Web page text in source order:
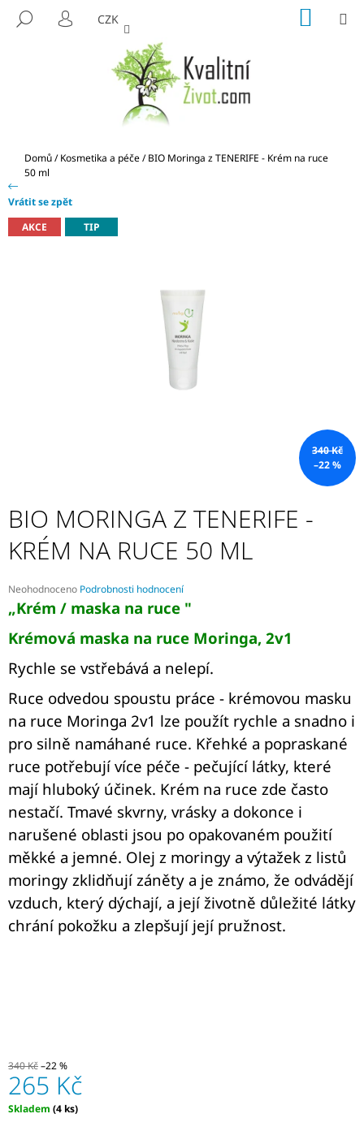
HLEDAT
PŘIHLÁŠENÍ
CZK KOŠÍK
Domů/ Kosmetika a péče/ BIO Moringa z TENERIFE - Krém na ruce
50 ml
Vrátit se zpět
AKCE
TIP
340 Kč
–22 %
BIO MORINGA Z TENERIFE -
KRÉM NA RUCE 50 ML
Průměrné
hodnocení
produktu
je
0,0
z
5
hvězdiček.
Neohodnoceno Podrobnosti hodnocení
„Krém / maska ​​na ruce "
Krémová maska ​​na ruce Moringa, 2v1
Rychle se vstřebává a nelepí.
Ruce odvedou spoustu práce - krémovou masku
na ruce Moringa 2v1 lze použít rychle a snadno i
pro silně namáhané ruce. Křehké a popraskané
ruce potřebují více péče - pečující látky, které
mají hluboký účinek. Krém na ruce zde často
nestačí. Tmavé skvrny, vrásky a dokonce i
narušené oblasti jsou po opakovaném použití
měkké a jemné. Olej z moringy a výtažek z listů
moringy zklidňují záněty a je známo, že odvádějí
vzduch, který dýchají, a její životně důležité látky
chrání pokožku a zlepšují její pružnost.
340 Kč–22 %
265 Kč
Měrná
Skladem (4 ks)
O
T
Ř
E
B
HLEDAT
D
O
P
O
R
U
Č
U
J
M
E
MORINGA
Z
TENERIFE
+
PROBIOTIKUM
BACILLUS
SUBTILIS
DSM
BAKTERIÍM
2
255
Kč